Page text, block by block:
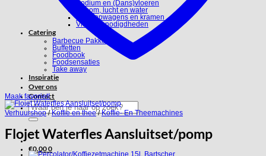
Podium en (Dans)vloeren
Stroom, lucht en water
Verkoopwagens en kramen
Video benodigdheden
Catering
Barbecue Pakketten
Buffetten
Foodbook
Foodsensaties
Take away
Inspiratie
Over ons
Contact
Zoeken
naar:
€0.000
Maak favoriet!
Verhuurshop / Koffie en thee / Koffie- En Theemachines
Flojet Waterfles Aansluitset/pomp